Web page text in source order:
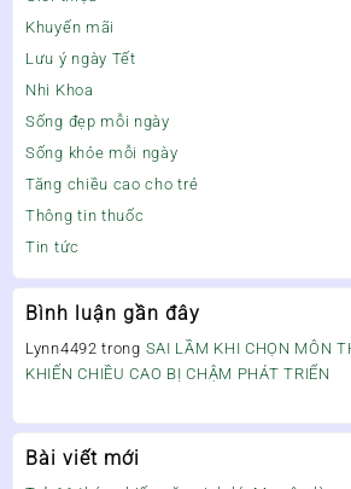
Khuyến mãi
Lưu ý ngày Tết
Nhi Khoa
Sống đẹp mỗi ngày
Sống khỏe mỗi ngày
Tăng chiều cao cho trẻ
Thông tin thuốc
Tin tức
Bình luận gần đây
Lynn4492 trong SAI LẦM KHI CHỌN MÔN
KHIẾN CHIỀU CAO BỊ CHẬM PHÁT TRIỂN
Bài viết mới